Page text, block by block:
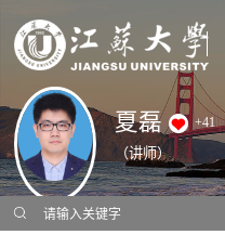
夏磊 +41
（讲师）